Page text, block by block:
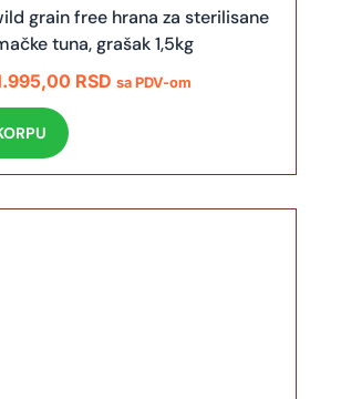
grain free hrana za sterilisane
tuna, grašak 1,5kg
RSD sa PDV-om